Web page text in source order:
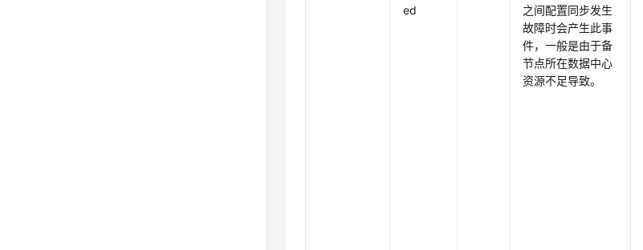
ed
之间配置同步发生
故障时会产生此事
件，一般是由于备
节点所在数据中心
资源不足导致。